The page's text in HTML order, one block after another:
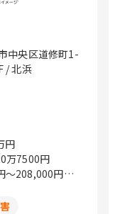
中央区道修町1-
/ 北浜
円
万7500円
～208,000円
時間働いた場